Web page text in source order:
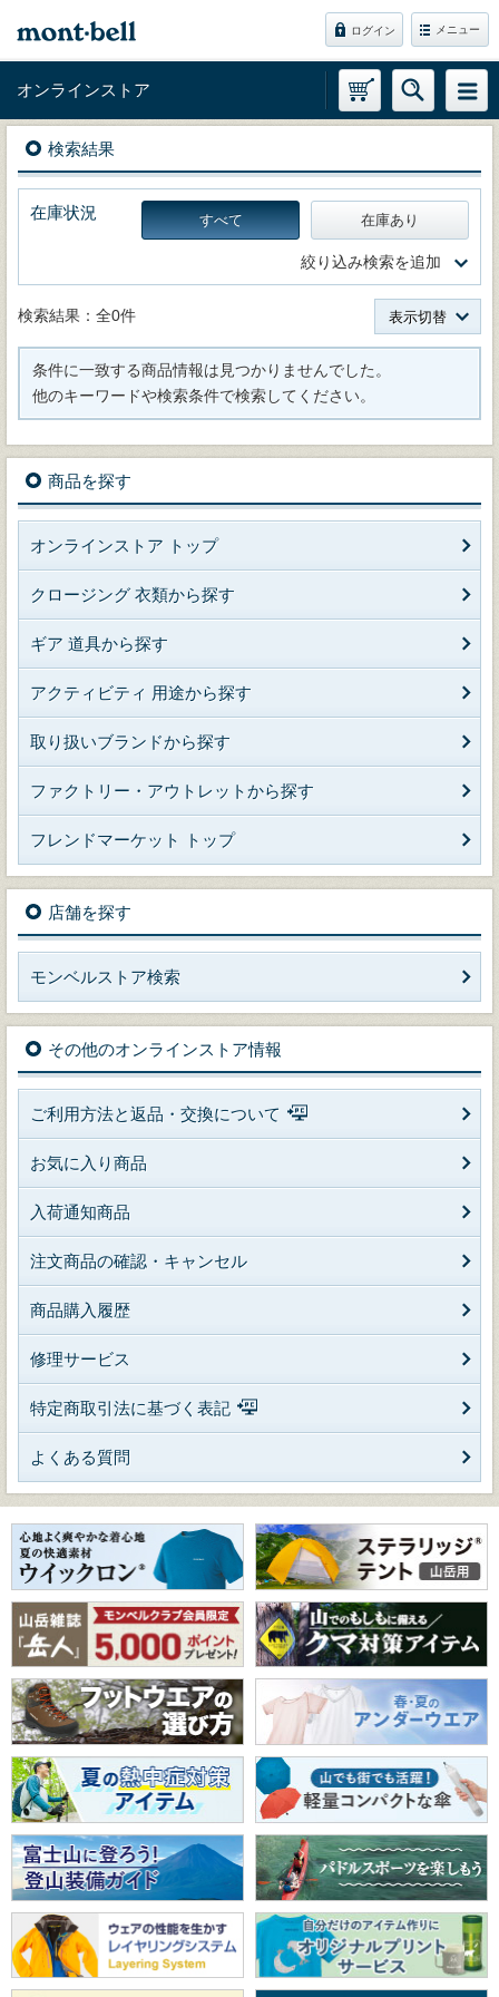
ログイン メニュー
オンラインストア
検索結果
在庫状況 すべて 在庫あり
絞り込み検索を追加
検索結果：全0件 表示切替
条件に一致する商品情報は見つかりませんでした。
他のキーワードや検索条件で検索してください。
商品を探す
オンラインストア トップ
クロージング 衣類から探す
ギア 道具から探す
アクティビティ 用途から探す
取り扱いブランドから探す
ファクトリー・アウトレットから探す
フレンドマーケット トップ
店舗を探す
モンベルストア検索
その他のオンラインストア情報
ご利用方法と返品・交換について
お気に入り商品
入荷通知商品
注文商品の確認・キャンセル
商品購入履歴
修理サービス
特定商取引法に基づく表記
よくある質問